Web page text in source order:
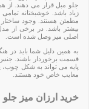
جلو مبل قرار می دهند. از
زیاد باشد. خوشبختانه
مطمئن هستند. وجود ساختار
بیشتر باشد. در برخی از
اصلی میز وصل شده است.
به همین دلیل شما باید در
قسمت برخوردار باشند. جنس
پایه می تواند به شکل چوب،
معایب خاص خود هستند.
خرید ارزان میز جلو